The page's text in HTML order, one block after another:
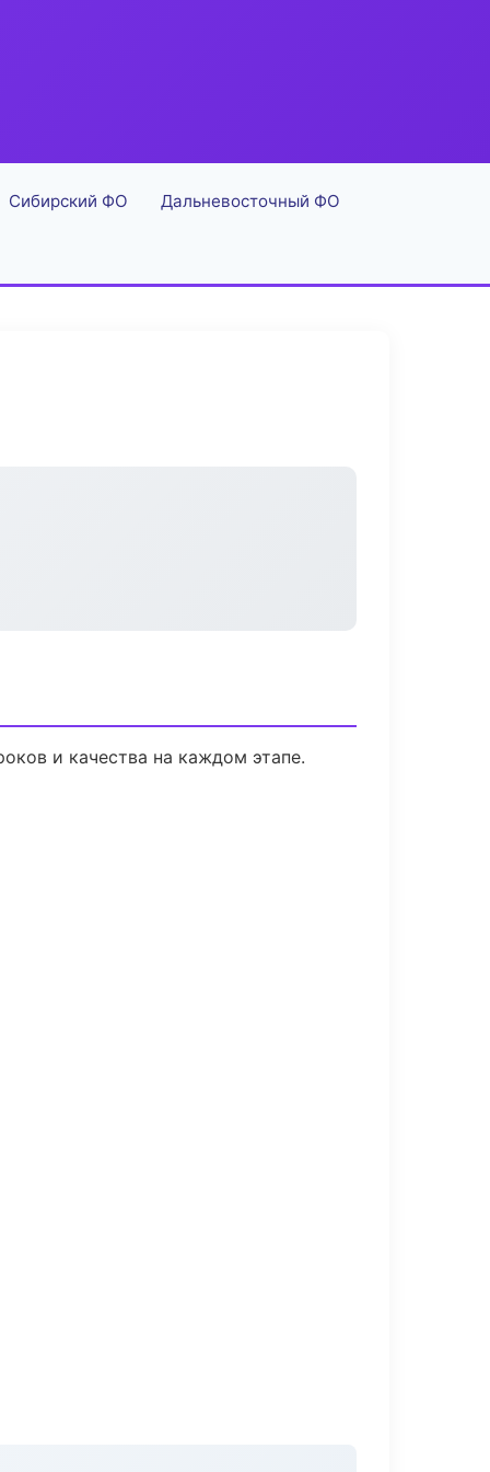
Сибирский ФО Дальневосточный ФО
и качества на каждом этапе.